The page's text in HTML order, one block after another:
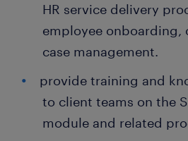
HR service delivery
employee onboarding,
case management.
provide training and
to client teams on the
module and related